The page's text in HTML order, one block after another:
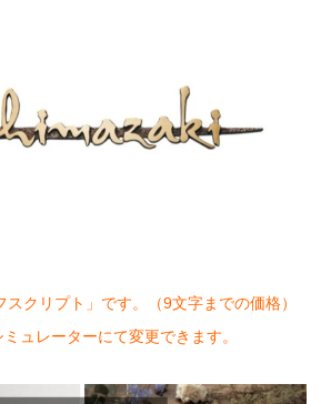
クリプト」です。（9文字までの価格）
ュレーターにて変更できます。